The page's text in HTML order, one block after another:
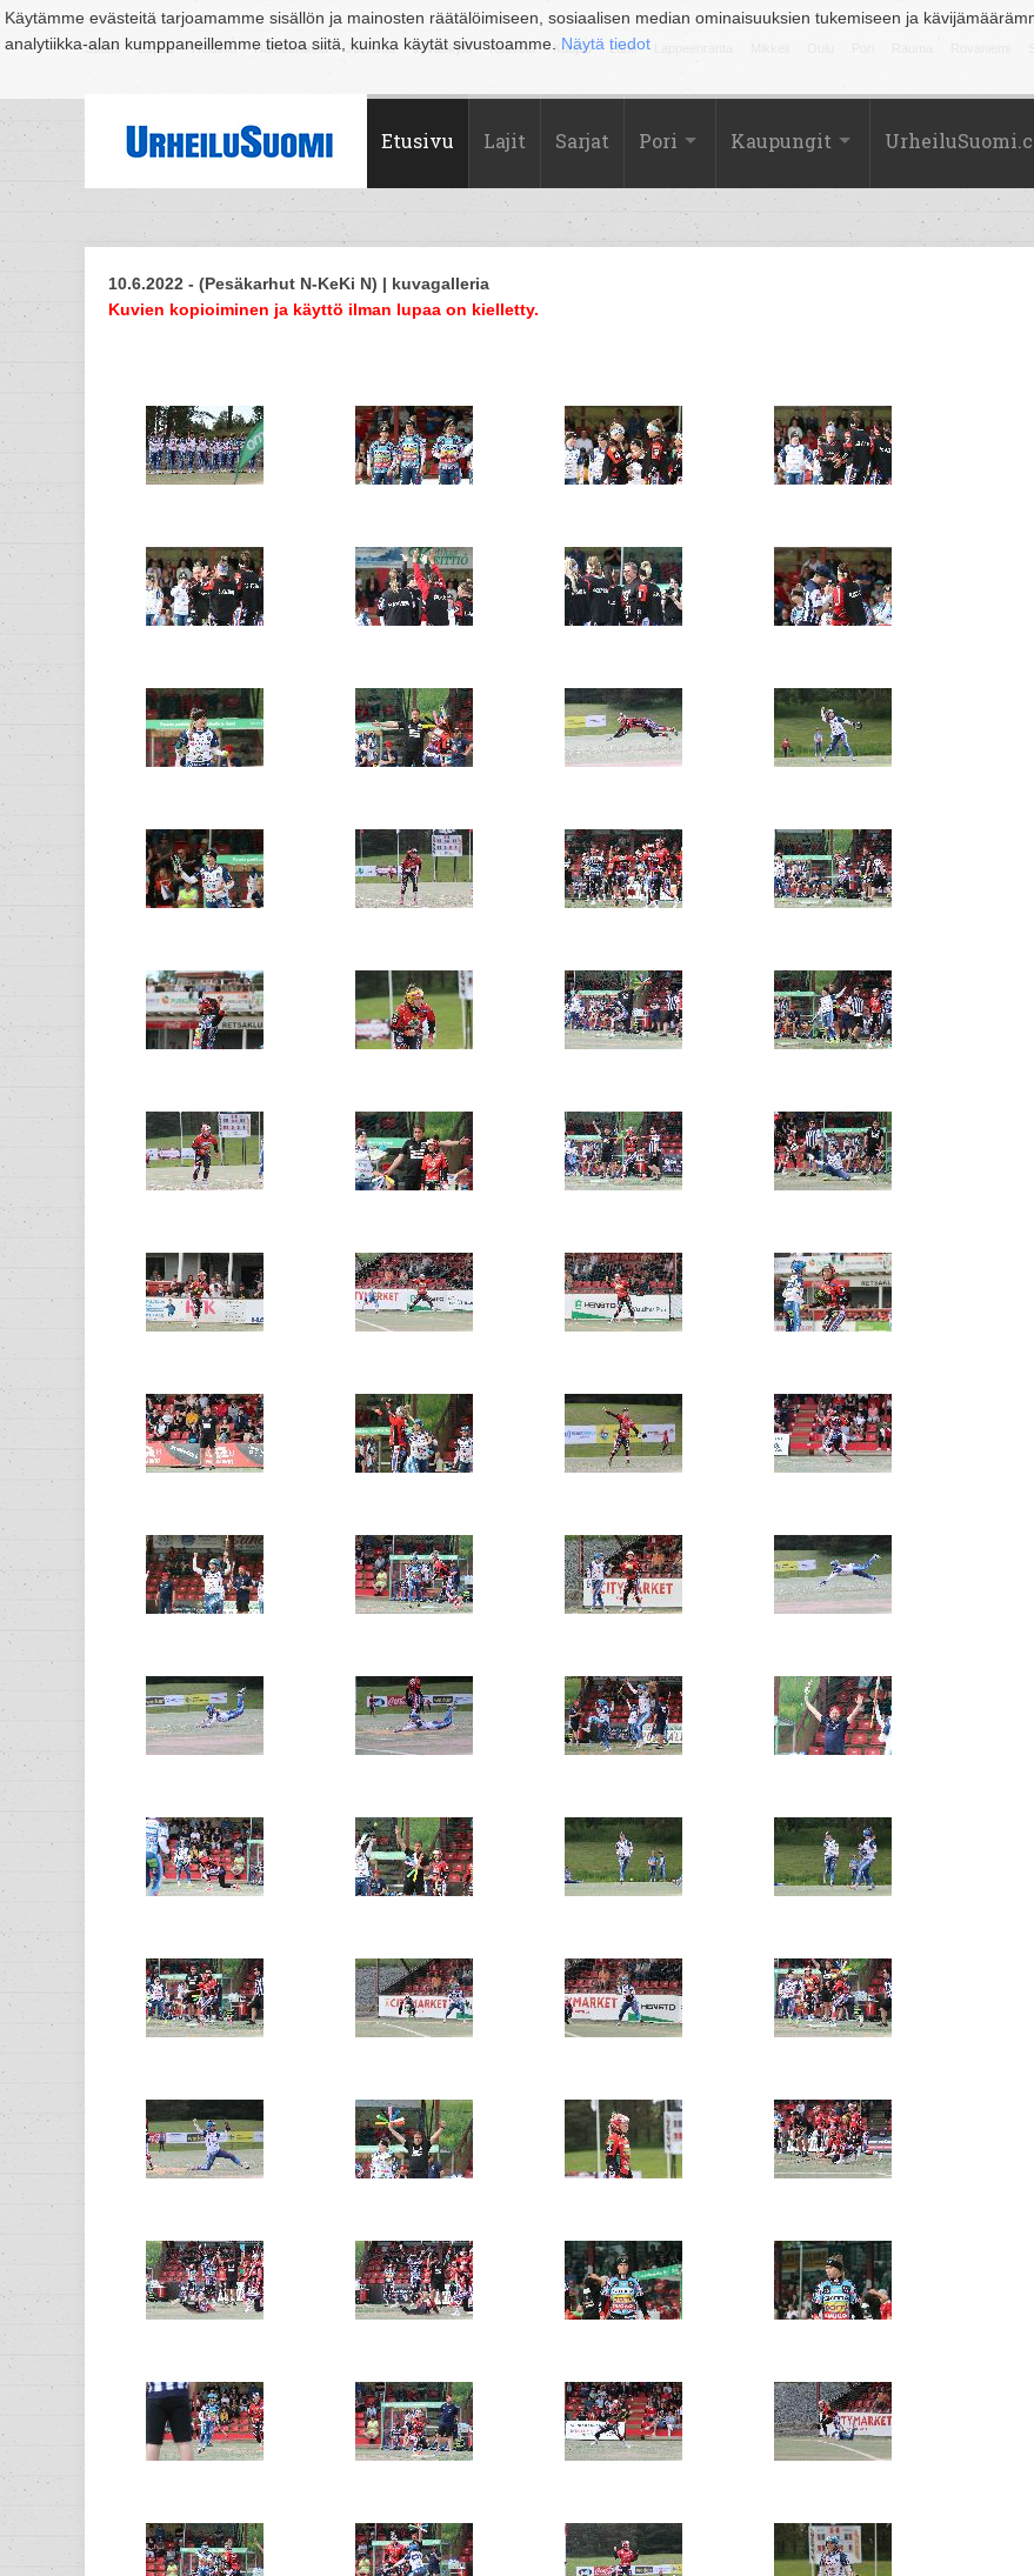
Käytämme evästeitä tarjoamamme sisällön ja mainosten räätälöimiseen, sosiaalisen median ominaisuuksien tukemiseen ja
analytiikka-alan kumppaneillemme tietoa siitä, kuinka käytät sivustoamme. Näytä tiedot
Suomi Espoo Helsinki Hämeenlinna Joensuu Jyväskylä Kouvola Kuopio Lahti
Etusivu Lajit Sarjat Pori Kaupungit
10.6.2022 - (Pesäkarhut N-KeKi N) | kuvagalleria
Kuvien kopioiminen ja käyttö ilman lupaa on kielletty.